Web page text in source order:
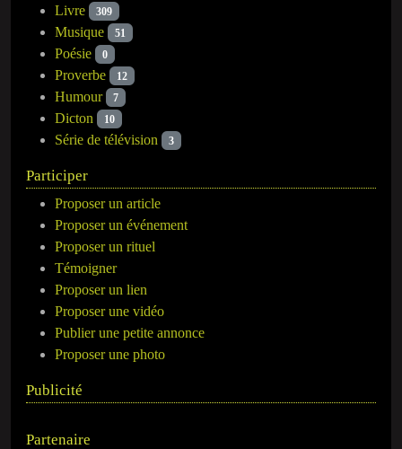
Livre 309
Musique 51
Poésie 0
Proverbe 12
Humour 7
Dicton 10
Série de télévision 3
Participer
Proposer un article
Proposer un événement
Proposer un rituel
Témoigner
Proposer un lien
Proposer une vidéo
Publier une petite annonce
Proposer une photo
Publicité
Partenaire